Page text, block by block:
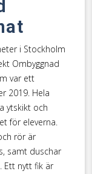
i Stockholm
Ombyggnad
var ett
2019. Hela
ytskikt och
för eleverna.
rör är
samt duschar
Ett nytt fik är